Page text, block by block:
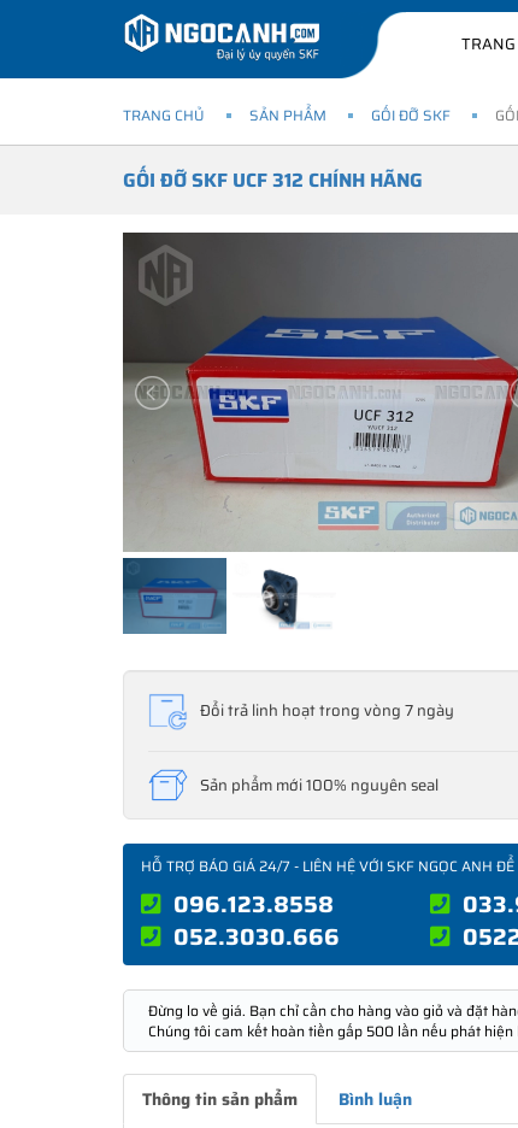
TRANG
TRANG CHỦ SẢN PHẨM GỐI ĐỠ SKF
GỐI ĐỠ SKF UCF 312 CHÍNH HÃNG
Đổi trả linh hoạt trong vòng 7 ngày
Sản phẩm mới 100% nguyên seal
HỖ TRỢ BÁO GIÁ 24/7 - LIÊN HỆ VỚI SKF NGỌC ANH
096.123.8558
052.3030.666
Đừng lo về giá. Bạn chỉ cần cho hàng vào giỏ và đặt
Chúng tôi cam kết hoàn tiền gấp 500 lần nếu phát
Thông tin sản phẩm Bình luận